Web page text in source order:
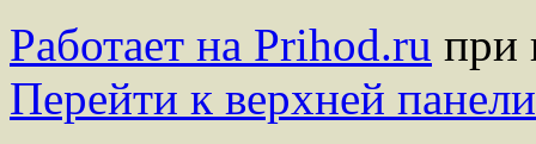
Работает на Prihod.ru при
Перейти к верхней панели